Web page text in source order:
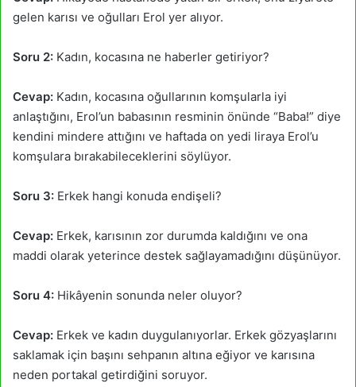
gelen karısı ve oğulları Erol yer alıyor.
Soru 2: Kadın, kocasına ne haberler getiriyor?
Cevap: Kadın, kocasına oğullarının komşularla iyi
anlaştığını, Erol’un babasının resminin önünde “Baba!” diye
kendini mindere attığını ve haftada on yedi liraya Erol’u
komşulara bırakabileceklerini söylüyor.
Soru 3: Erkek hangi konuda endişeli?
Cevap: Erkek, karısının zor durumda kaldığını ve ona
maddi olarak yeterince destek sağlayamadığını düşünüyor.
Soru 4: Hikâyenin sonunda neler oluyor?
Cevap: Erkek ve kadın duygulanıyorlar. Erkek gözyaşlarını
saklamak için başını sehpanın altına eğiyor ve karısına
neden portakal getirdiğini soruyor.